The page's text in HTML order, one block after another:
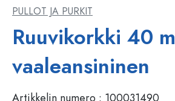
Lasipurkit
Säilytysastiat
Astiat
PULLOT JA PURKIT
Ruuvikorkki 40
vaaleansininen
Artikkelin numero : 100031490